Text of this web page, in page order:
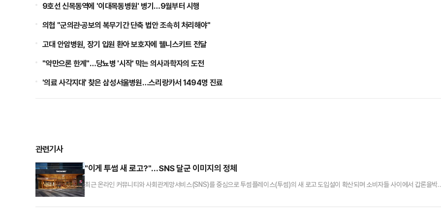
9호선 신목동역에 '이대목동병원' 병기…9월부터 시행
의협 "군의관·공보의 복무기간 단축 법안 조속히 처리해야"
고대 안암병원, 장기 입원 환아 보호자에 웰니스키트 전달
"약만으론 한계"…당뇨병 '시작' 막는 의사과학자의 도전
'의료 사각지대' 찾은 삼성서울병원…스리랑카서 1494명 진료
관련기사
"이게 투썸 새 로고?"…SNS 달군 이미지의 정체
최근 온라인 커뮤니티와 사회관계망서비스(SNS)를 중심으로 투썸플레이스(투썸)의 새 로고 도입설이 확산되며 소비자들 사이에서 갑론을박
규 로고가 아니며 변경 계획도 없다”고 선을 그었다.업계에 따르면 논란의 중심에 선 심벌은 'TWO'를 의미하는 영문자 'T'와 'SOME'의 발음을